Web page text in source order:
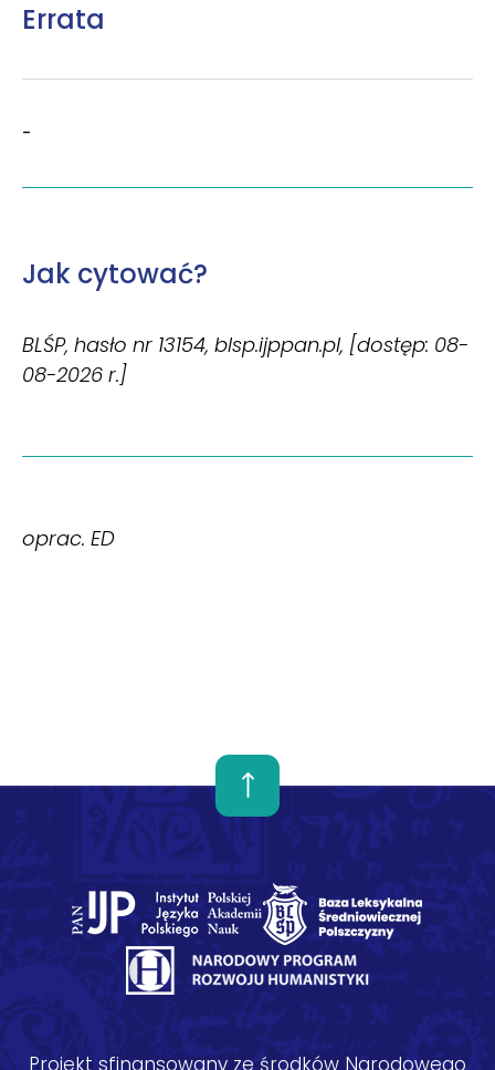
Errata
-
Jak cytować?
BLŚP, hasło nr 13154, blsp.ijppan.pl, [dostęp: 08-
08-2026 r.]
oprac. ED